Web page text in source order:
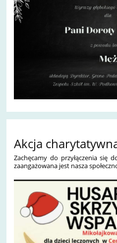
Akcja
Zachęcamy do przyłączenia się
zaangażowana jest nasza